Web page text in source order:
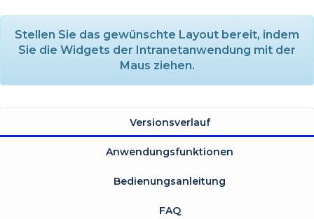
Stellen Sie das gewünschte Layout bereit, indem
Sie die Widgets der Intranetanwendung mit der
Maus ziehen.
Versionsverlauf
Anwendungsfunktionen
Bedienungsanleitung
FAQ